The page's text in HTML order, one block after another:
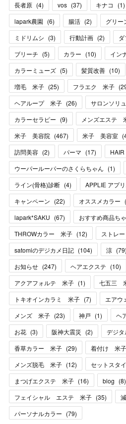
長者原 (4) vos (37) キナコ (1)
lapark農園 (6) 腸活 (2) グリー
ミドリムシ (3) 行動計画 (2)
ブリーチ (5) カラー (10) イン
カラーミューズ (5) 髪質改善 (10)
増毛 米子 (25) フラエク 米子 (
ヘアループ 米子 (26) サロンソリ
カラーセラピー (9) メンズエステ
米子 美容院 (467) 米子 美容室 (
訪問美容 (2) パーマ (17) HAIR
ウーパールーパーのさくらちゃん (1)
ライン(骨格)診断 (4) APPLIE アプ
キャンペーン (22) オススメカラー
lapark*SAKU (67) おすすめ商品ち
THROWカラー 米子 (12) ストレ
satomiのデジカメ日記 (104) 涼 (79)
お知らせ (247) ヘアエクステ (10)
アクアフォルテ 米子 (1) 七五三
トキオインカラミ 米子 (7) エアウ
メンズ 米子 (23) 神戸 (1) ヘ
お花 (3) 阪神大震災 (2) デジ
香草カラー 米子 (29) 着付け 米子
メンズ脱毛 米子 (12) セットスタ
まつげエクステ 米子 (16) blog (8)
フェイシャル エステ 米子 (35)
パーソナルカラー (79)